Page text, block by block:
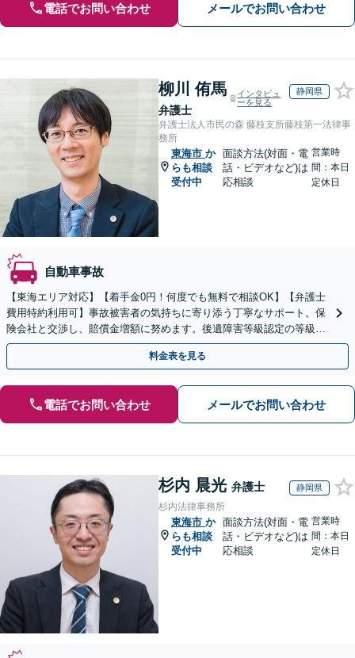
電話でお問い合わせ メールでお問い合わせ
柳川 侑馬
弁護士
インタビュ
ーを見る
静岡県
弁護士法人市民の森 藤枝支所藤枝第一法律事
務所
東海市 か
らも相談
受付中
面談方法(対面・電
話・ビデオなど)は
応相談
営業時
間：本日
定休日
自動車事故
【東海エリア対応】【着手金0円！何度でも無料で相談OK】【弁護士
費用特約利用可】事故被害者の気持ちに寄り添う丁寧なサポート。保
険会社と交渉し、賠償金増額に努めます。後遺障害等級認定の等級ア
ップ実績も多数。事故直後の方もまずはご相談ください。
料金表を見る
電話でお問い合わせ メールでお問い合わせ
杉内 晨光 弁護士 静岡県
杉内法律事務所
東海市 か
らも相談
受付中
面談方法(対面・電
話・ビデオなど)は
応相談
営業時
間：本日
定休日